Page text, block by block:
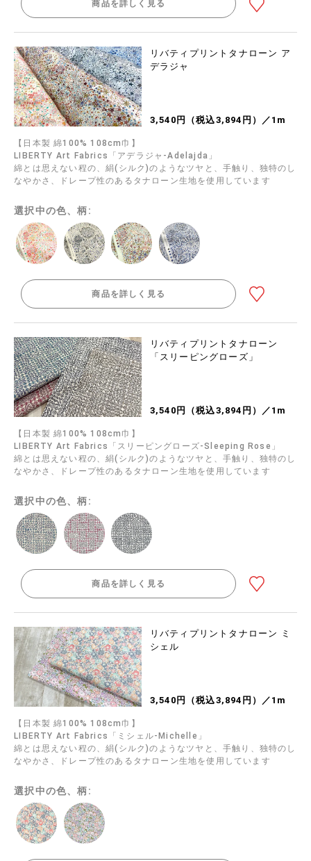
商品を詳しく見る
リバティプリントタナローン ア
デラジャ
3,540円（税込3,894円）／1m
【日本製 綿100% 108cm巾】
LIBERTY Art Fabrics「アデラジャ-Adelajda」
綿とは思えない程の、絹(シルク)のようなツヤと、手触り、独特のし
なやかさ、ドレープ性のあるタナローン生地を使用しています
選択中の色、柄:
商品を詳しく見る
リバティプリントタナローン
「スリーピングローズ」
3,540円（税込3,894円）／1m
【日本製 綿100% 108cm巾】
LIBERTY Art Fabrics「スリーピングローズ-Sleeping Rose」
綿とは思えない程の、絹(シルク)のようなツヤと、手触り、独特のし
なやかさ、ドレープ性のあるタナローン生地を使用しています
選択中の色、柄:
商品を詳しく見る
リバティプリントタナローン ミ
シェル
3,540円（税込3,894円）／1m
【日本製 綿100% 108cm巾】
LIBERTY Art Fabrics「ミシェル-Michelle」
綿とは思えない程の、絹(シルク)のようなツヤと、手触り、独特のし
なやかさ、ドレープ性のあるタナローン生地を使用しています
選択中の色、柄: